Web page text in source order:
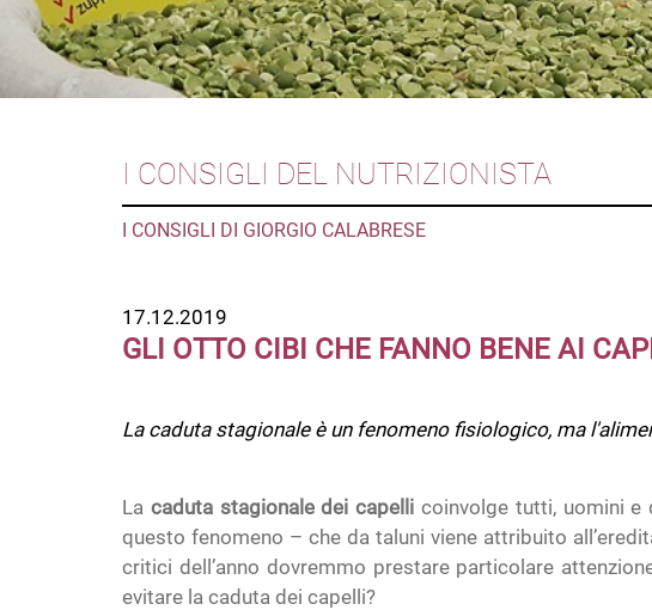
I CONSIGLI DEL NUTRIZIONISTA
I CONSIGLI DI GIORGIO CALABRESE
17.12.2019
GLI OTTO CIBI CHE FANNO BENE AI
La caduta stagionale è un fenomeno fisiologico, ma
La caduta stagionale dei capelli coinvolge tutti, uomini e
questo fenomeno – che da taluni viene attribuito
critici dell’anno dovremmo prestare particolare
evitare la caduta dei capelli?